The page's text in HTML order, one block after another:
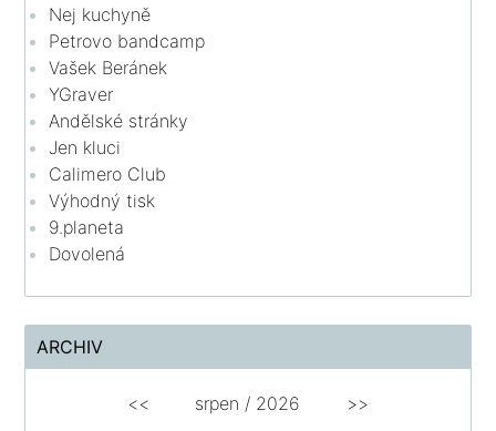
Nej kuchyně
Petrovo bandcamp
Vašek Beránek
YGraver
Andělské stránky
Jen kluci
Calimero Club
Výhodný tisk
9.planeta
Dovolená
ARCHIV
<< srpen / 2026 >>